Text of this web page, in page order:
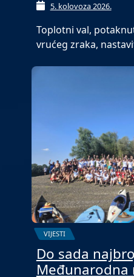
5. kolovoza 2026.
Toplotni val,
vrućeg zraka,
VIJESTI
Do sada
Međunarodna